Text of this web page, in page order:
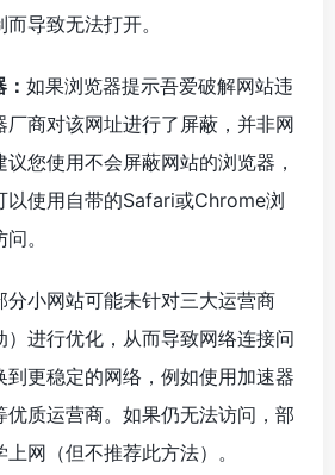
导致无法打开。
如果浏览器提示吾爱破解网站违
厂商对该网址进行了屏蔽，并非网
您使用不会屏蔽网站的浏览器，
以使用自带的Safari或Chrome浏
。
分小网站可能未针对三大运营商
）进行优化，从而导致网络连接问
到更稳定的网络，例如使用加速器
优质运营商。如果仍无法访问，部
网（但不推荐此方法）。